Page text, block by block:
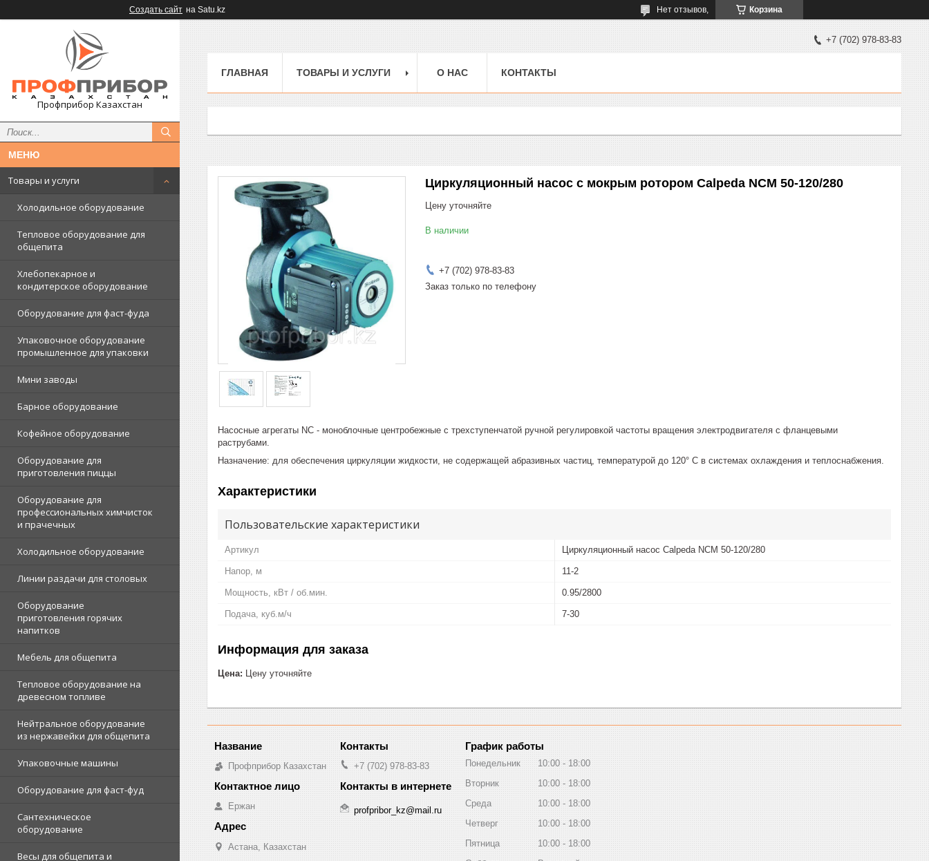
Создать сайт на Satu.kz Корзина
Нет отзывов,
Профприбор Казахстан
Товары и услуги
Холодильное оборудование
Тепловое оборудование для
общепита
Хлебопекарное и
кондитерское оборудование
Оборудование для фаст-фуда
Упаковочное оборудование
промышленное для упаковки
Мини заводы
Барное оборудование
Кофейное оборудование
Оборудование для
приготовления пиццы
Оборудование для
профессиональных химчисток
и прачечных
Холодильное оборудование
Линии раздачи для столовых
Оборудование
приготовления горячих
напитков
Мебель для общепита
Тепловое оборудование на
древесном топливе
Нейтральное оборудование
из нержавейки для общепита
Упаковочные машины
Оборудование для фаст-фуд
Сантехническое
оборудование
Весы для общепита и
+7 (702) 978-83-83
ГЛАВНАЯ ТОВАРЫ И УСЛУГИ О НАС КОНТАКТЫ
Циркуляционный насос с мокрым ротором Calpeda NCM 50-120/280
Цену уточняйте
В наличии
+7 (702) 978-83-83
Заказ только по телефону
Насосные агрегаты NС - моноблочные центробежные с трехступенчатой ручной регулировкой частоты вращения электродвигателя с фланцевыми
раструбами.
Назначение: для обеспечения циркуляции жидкости, не содержащей абразивных частиц, температурой до 120° С в системах охлаждения и теплоснабжения.
Характеристики
Пользовательские характеристики
Артикул Циркуляционный насос Calpeda NCM 50-120/280
Напор, м 11-2
Мощность, кВт / об.мин. 0.95/2800
Подача, куб.м/ч 7-30
Информация для заказа
Цена: Цену уточняйте
Профприбор Казахстан
Ержан
Астана, Казахстан
+7 (702) 978-83-83
profpribor_kz@mail.ru
График работы
Понедельник 10:00
18:00
Вторник
10:00
18:00
Среда
10:00
18:00
Четверг
10:00
18:00
Пятница
10:00
18:00